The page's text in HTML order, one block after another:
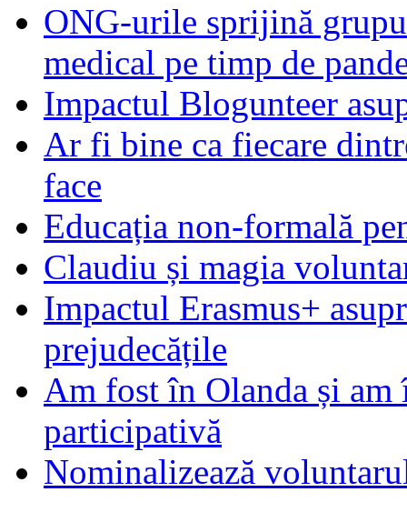
ONG-urile sprijină
medical pe timp de
Impactul Blogunteer
Ar fi bine ca fiecare
face
Educația non-formală
Claudiu și magia
Impactul Erasmus+
prejudecățile
Am fost în Olanda și am
participativă
Nominalizează